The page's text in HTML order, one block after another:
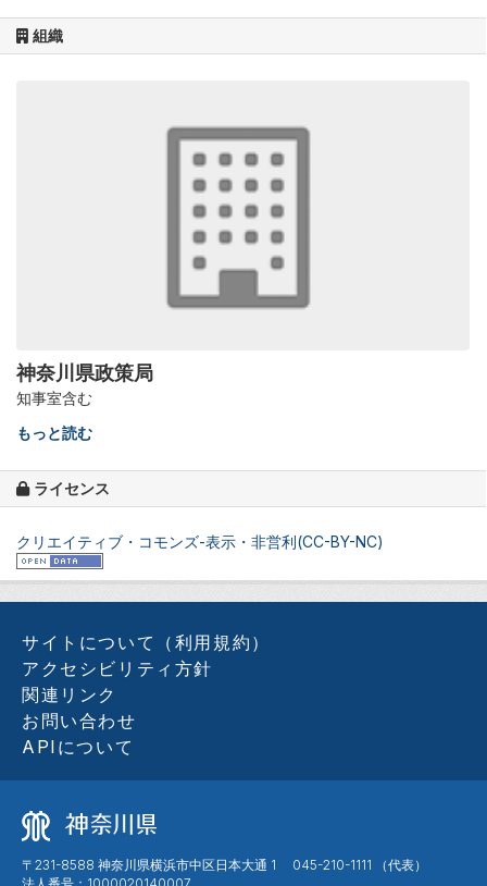
組織
神奈川県政策局
知事室含む
もっと読む
ライセンス
クリエイティブ・コモンズ-表示・非営利(CC-BY-NC)
サイトについて（利用規約）
アクセシビリティ方針
関連リンク
お問い合わせ
APIについて
〒231-8588 神奈川県横浜市中区日本大通 1 045-210-1111 （代表）